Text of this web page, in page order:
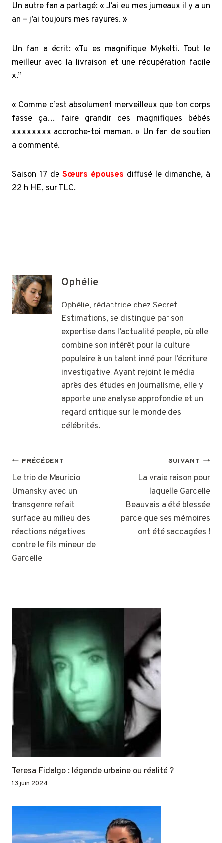
Un autre fan a partagé: « J’ai eu mes jumeaux il y a un
an – j’ai toujours mes rayures. »
Un fan a écrit: «Tu es magnifique Mykelti. Tout le
meilleur avec la livraison et une récupération facile
x.”
« Comme c’est absolument merveilleux que ton corps
fasse ça… faire grandir ces magnifiques bébés
xxxxxxxx accroche-toi maman. » Un fan de soutien
a commenté.
Saison 17 de Sœurs épouses diffusé le dimanche, à
22 h HE, sur TLC.
Ophélie
Ophélie, rédactrice chez Secret
Estimations, se distingue par son
expertise dans l’actualité people, où elle
combine son intérêt pour la culture
populaire à un talent inné pour l’écriture
investigative. Ayant rejoint le média
après des études en journalisme, elle y
apporte une analyse approfondie et un
regard critique sur le monde des
célébrités.
NAVIGATION
DE
L’ARTICLE
PRÉCÉDENT
Le trio de Mauricio
Umansky avec un
transgenre refait
surface au milieu des
réactions négatives
contre le fils mineur de
Garcelle
SUIVANT
La vraie raison pour
laquelle Garcelle
Beauvais a été blessée
parce que ses mémoires
ont été saccagées !
Teresa Fidalgo : légende urbaine ou réalité ?
13 juin 2024